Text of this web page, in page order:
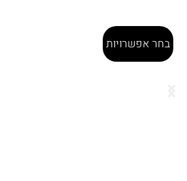
בחר אפשרויות